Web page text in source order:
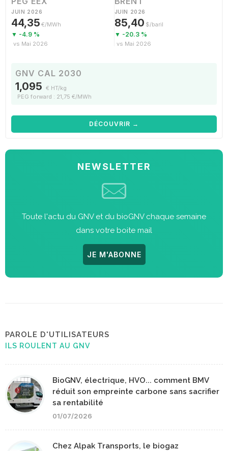
JUIN 2026
44,35 €/MWh
▼ -4.9 %
vs Mai 2026
JUIN 2026
85,40 $/baril
▼ -20.3 %
vs Mai 2026
GNV CAL 2030
1,095 € HT/kg
PEG forward : 21,75 €/MWh
DÉCOUVRIR →
NEWSLETTER
Toute l'actu du GNV et du bioGNV chaque semaine
dans votre boite mail
JE M'ABONNE
PAROLE D'UTILISATEURS
ILS ROULENT AU GNV
BioGNV, électrique, HVO... comment BMV
réduit son empreinte carbone sans sacrifier
sa rentabilité
01/07/2026
Chez Alpak Transports, le biogaz